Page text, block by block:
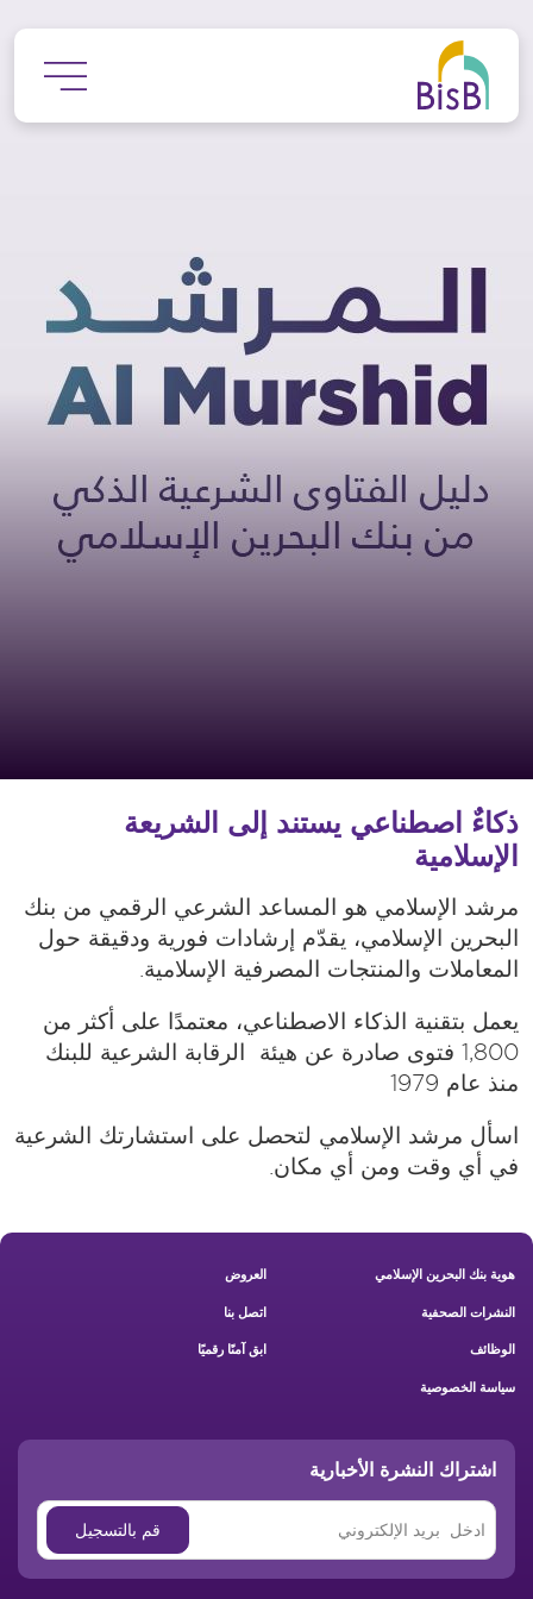
ذكاءٌ اصطناعي يستند إلى الشريعة
الإسلامية
مرشد الإسلامي هو المساعد الشرعي الرقمي من بنك
البحرين الإسلامي، يقدّم إرشادات فورية ودقيقة حول
المعاملات والمنتجات المصرفية الإسلامية.
يعمل بتقنية الذكاء الاصطناعي، معتمدًا على أكثر من
1,800 فتوى صادرة عن هيئة الرقابة الشرعية للبنك
منذ عام 1979
اسأل مرشد الإسلامي لتحصل على استشارتك الشرعية
في أي وقت ومن أي مكان.
Footer New
هوية بنك البحرين الإسلامي العروض
النشرات الصحفية اتصل بنا
الوظائف ابق آمنًا رقميًا
سياسة الخصوصية
اشتراك النشرة الأخبارية